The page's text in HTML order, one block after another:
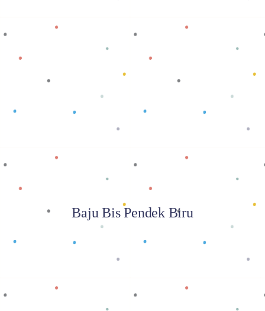
Baca selengkapnya
Baju Bis Pendek Biru